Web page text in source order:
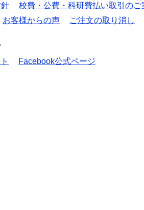
校費・公費・科研費払い取引のご
お客様からの声 ご注文の取り消し
Facebook公式ページ